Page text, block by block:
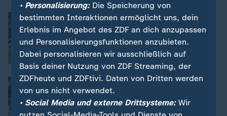
Kartenflut beim 2:2 in Augsburg
:
Remis in turbulenter Partie zwischen
FCA und Hoffenheim
mit Video 9:47
Bundesliga
: Mainz 05 bleibt auf aufsteigendem Ast
von Claus Höfling
• Personalisierung:Die Speicherung von
bestimmten Interaktionen ermöglicht uns, dein
Erlebnis im Angebot des ZDF an dich anzupassen
und Personalisierungsfunktionen anzubieten.
Dabei personalisieren wir ausschließlich auf
Basis deiner Nutzung von ZDF Streaming, der
ZDFheute und ZDFtivi. Daten von Dritten werden
von uns nicht verwendet.
• Social Media und externe Drittsysteme:Wir